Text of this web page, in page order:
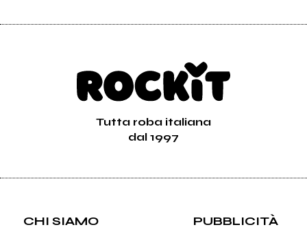
Tutta roba italiana
dal 1997
CHI SIAMO PUBBLICITÀ